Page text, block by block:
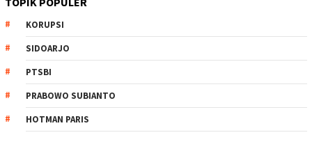
KORUPSI
SIDOARJO
PTSBI
PRABOWO SUBIANTO
HOTMAN PARIS